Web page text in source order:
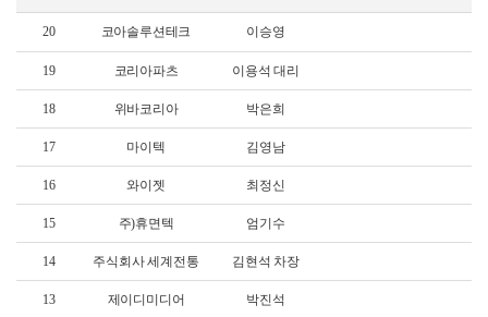
20 코아솔루션테크 이승영
19 코리아파츠 이용석 대리
18 위바코리아 박은희
17 마이텍 김영남
16 와이젯 최정신
15 주)휴면텍 엄기수
14 주식회사 세계전통 김현석 차장
13 제이디미디어 박진석